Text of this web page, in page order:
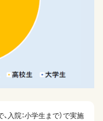
入院：小学生まで）で実施